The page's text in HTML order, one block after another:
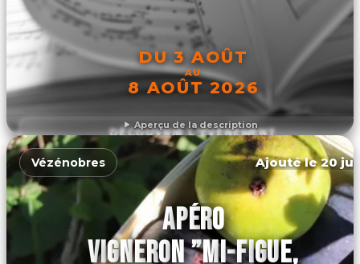
Aperçu de la description
DU 3 AOÛT
AU
8 AOÛT 2026
DÉCOUVRIR L'ÉVÉNEMENT
Vézénobres Ajouté le 20
APÉRO
VIGNERON ”MI-FIGUE,